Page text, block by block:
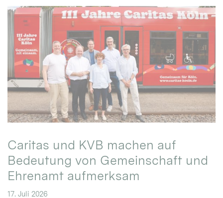
Caritas und KVB machen auf
Bedeutung von Gemeinschaft und
Ehrenamt aufmerksam
17. Juli 2026